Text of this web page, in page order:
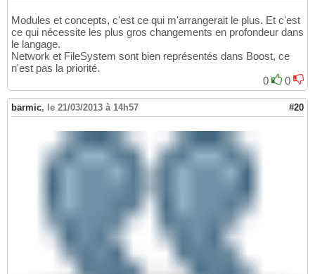
Modules et concepts, c'est ce qui m'arrangerait le plus. Et c'est
ce qui nécessite les plus gros changements en profondeur dans
le langage.
Network et FileSystem sont bien représentés dans Boost, ce
n'est pas la priorité.
0
0
barmic, le 21/03/2013 à 14h57 #20